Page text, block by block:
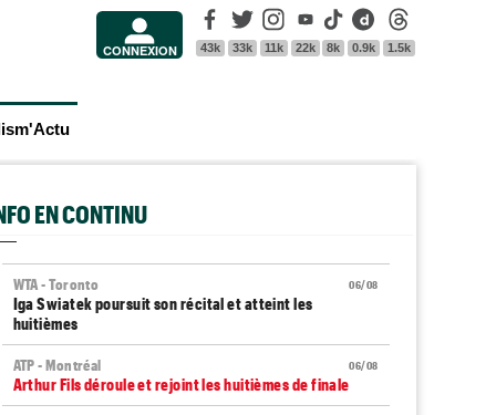
CONNEXION
Facebook
43k
Twitter
33k
Instagram
11k
Youtube
22k
Tik Tok
8k
Dailymotion
0.9k 1.5k
EN CONTINU
06/08
WTA - Toronto
Iga Swiatek poursuit son récital et atteint les
huitièmes
06/08
ATP - Montréal
Arthur Fils déroule et rejoint les huitièmes de finale